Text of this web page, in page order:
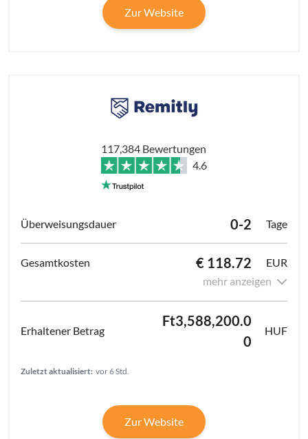
Zur Website
117,384 Bewertungen
4.6
0-2 Tage
€ 118.72
EUR
mehr anzeigen
Ft3,588,200.0
0
HUF
Zuletzt aktualisiert: vor 6 Std.
Zur Website